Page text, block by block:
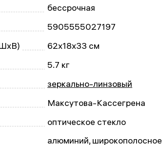
бессрочная
5905555027197
62x18x33 см
5.7 кг
зеркально-линзовый
Максутова-Кассегрена
оптическое стекло
алюминий, широкополосное